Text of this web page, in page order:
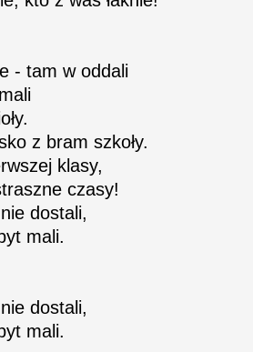
- tam w oddali
z bram szkoły.
klasy,
czasy!
dostali,
mali.
dostali,
mali.